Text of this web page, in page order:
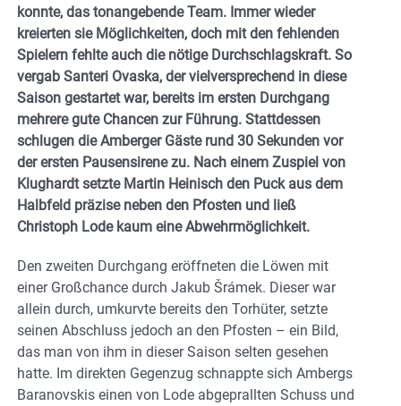
konnte, das tonangebende Team. Immer wieder
kreierten sie Möglichkeiten, doch mit den fehlenden
Spielern fehlte auch die nötige Durchschlagskraft. So
vergab Santeri Ovaska, der vielversprechend in diese
Saison gestartet war, bereits im ersten Durchgang
mehrere gute Chancen zur Führung. Stattdessen
schlugen die Amberger Gäste rund 30 Sekunden vor
der ersten Pausensirene zu. Nach einem Zuspiel von
Klughardt setzte Martin Heinisch den Puck aus dem
Halbfeld präzise neben den Pfosten und ließ
Christoph Lode kaum eine Abwehrmöglichkeit.
Den zweiten Durchgang eröffneten die Löwen mit
einer Großchance durch Jakub Šrámek. Dieser war
allein durch, umkurvte bereits den Torhüter, setzte
seinen Abschluss jedoch an den Pfosten – ein Bild,
das man von ihm in dieser Saison selten gesehen
hatte. Im direkten Gegenzug schnappte sich Ambergs
Baranovskis einen von Lode abgeprallten Schuss und